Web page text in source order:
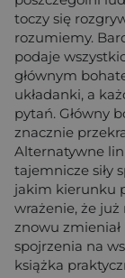
toczy się
rozumiemy.
podaje
głównym
układanki, a
pytań. Główny
znacznie
Alternatywne
tajemnicze siły
jakim kierunku
wrażenie, że
znowu
spojrzenia na
książka